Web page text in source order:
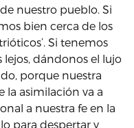
nuestro pueblo. Si
bien cerca de los
Si tenemos
dándonos el lujo
porque nuestra
la asimilación va a
a nuestra fe en la
para despertar y